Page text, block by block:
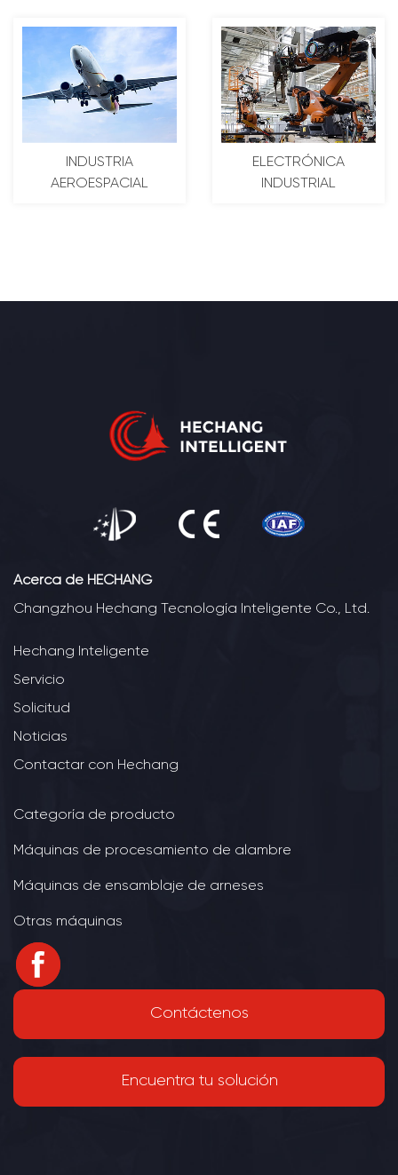
INDUSTRIA
AEROESPACIAL
ELECTRÓNICA
INDUSTRIAL
Acerca de HECHANG
Changzhou Hechang Tecnología Inteligente Co., Ltd.
Hechang Inteligente
Servicio
Solicitud
Noticias
Contactar con Hechang
Categoría de producto
Máquinas de procesamiento de alambre
Máquinas de ensamblaje de arneses
Otras máquinas
Contáctenos
Encuentra tu solución